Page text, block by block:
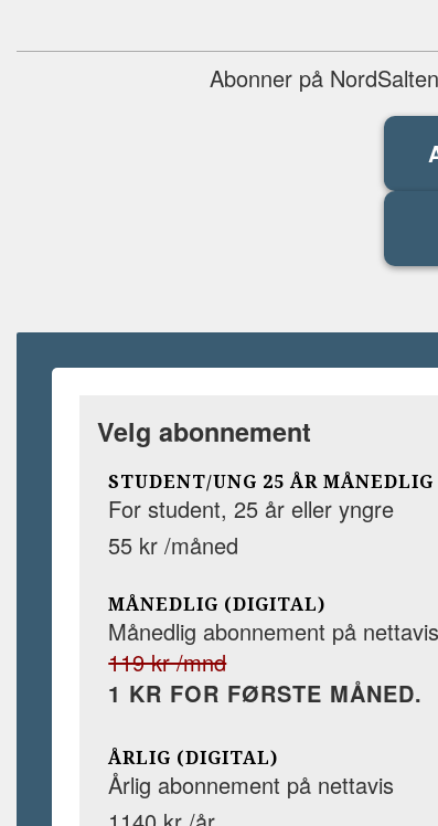
Abonner på
Velg abonnement
STUDENT/UNG 25 ÅR
For student, 25 år eller yngre
55 kr /måned
MÅNEDLIG (DIGITAL)
Månedlig abonnement på nettavis
119 kr /mnd
1 KR FOR FØRSTE MÅNED.
ÅRLIG (DIGITAL)
Årlig abonnement på nettavis